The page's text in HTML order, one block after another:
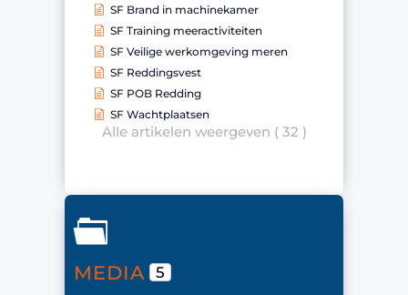
SF Brand in machinekamer
SF Training meeractiviteiten
SF Veilige werkomgeving meren
SF Reddingsvest
SF POB Redding
SF Wachtplaatsen
Alle artikelen weergeven ( 32 )
MEDIA 5